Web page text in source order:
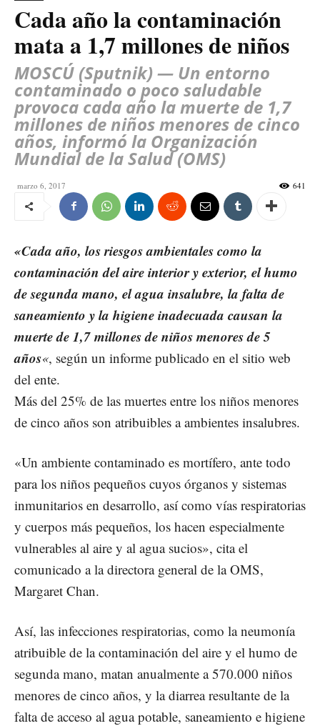
Cada año la contaminación
mata a 1,7 millones de niños
MOSCÚ (Sputnik) — Un entorno
contaminado o poco saludable
provoca cada año la muerte de 1,7
millones de niños menores de cinco
años, informó la Organización
Mundial de la Salud (OMS)
marzo 6, 2017 641
«Cada año, los riesgos ambientales como la
contaminación del aire interior y exterior, el humo
de segunda mano, el agua insalubre, la falta de
saneamiento y la higiene inadecuada causan la
muerte de 1,7 millones de niños menores de 5
años«, según un informe publicado en el sitio web
del ente.
Más del 25% de las muertes entre los niños menores
de cinco años son atribuibles a ambientes insalubres.
«Un ambiente contaminado es mortífero, ante todo
para los niños pequeños cuyos órganos y sistemas
inmunitarios en desarrollo, así como vías respiratorias
y cuerpos más pequeños, los hacen especialmente
vulnerables al aire y al agua sucios», cita el
comunicado a la directora general de la OMS,
Margaret Chan.
Así, las infecciones respiratorias, como la neumonía
atribuible de la contaminación del aire y el humo de
segunda mano, matan anualmente a 570.000 niños
menores de cinco años, y la diarrea resultante de la
falta de acceso al agua potable, saneamiento e higiene